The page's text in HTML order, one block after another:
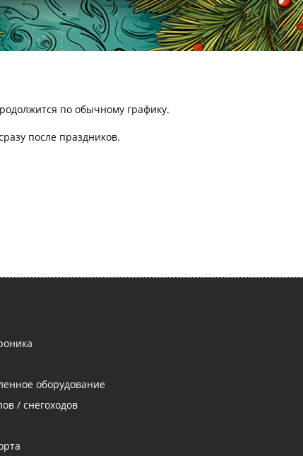
по обычному графику.
после праздников.
оборудование
/ снегоходов